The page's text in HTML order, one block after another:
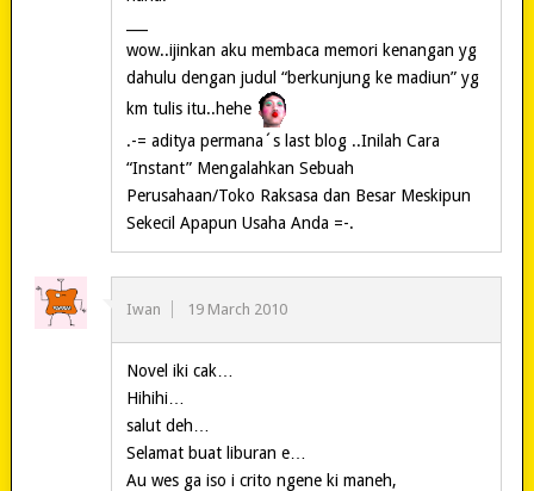
wow..ijinkan aku membaca memori kenangan yg
dahulu dengan judul “berkunjung ke madiun” yg
km tulis itu..hehe
.-= aditya permana´s last blog ..Inilah Cara
“Instant” Mengalahkan Sebuah
Perusahaan/Toko Raksasa dan Besar Meskipun
Sekecil Apapun Usaha Anda =-.
Iwan 19 March 2010
Novel iki cak…
Hihihi…
salut deh…
Selamat buat liburan e…
Au wes ga iso i crito ngene ki maneh,